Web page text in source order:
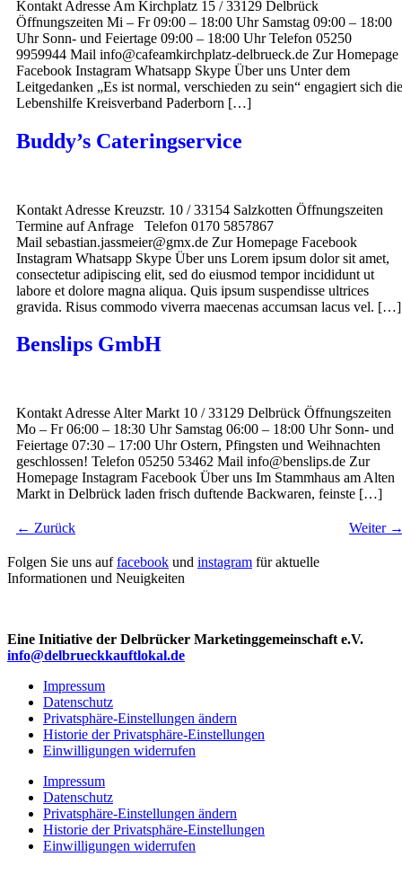
Kontakt Adresse Am Kirchplatz 15 / 33129 Delbrück
Öffnungszeiten Mi – Fr 09:00 – 18:00 Uhr Samstag 09:00 – 18:00
Uhr Sonn- und Feiertage 09:00 – 18:00 Uhr Telefon 05250
9959944 Mail info@cafeamkirchplatz-delbrueck.de Zur Homepage
Facebook Instagram Whatsapp Skype Über uns Unter dem
Leitgedanken „Es ist normal, verschieden zu sein“ engagiert sich die
Lebenshilfe Kreisverband Paderborn […]
Buddy’s Cateringservice
Kontakt Adresse Kreuzstr. 10 / 33154 Salzkotten Öffnungszeiten
Termine auf Anfrage Telefon 0170 5857867
Mail sebastian.jassmeier@gmx.de Zur Homepage Facebook
Instagram Whatsapp Skype Über uns Lorem ipsum dolor sit amet,
consectetur adipiscing elit, sed do eiusmod tempor incididunt ut
labore et dolore magna aliqua. Quis ipsum suspendisse ultrices
gravida. Risus commodo viverra maecenas accumsan lacus vel. […]
Benslips GmbH
Kontakt Adresse Alter Markt 10 / 33129 Delbrück Öffnungszeiten
Mo – Fr 06:00 – 18:30 Uhr Samstag 06:00 – 18:00 Uhr Sonn- und
Feiertage 07:30 – 17:00 Uhr Ostern, Pfingsten und Weihnachten
geschlossen! Telefon 05250 53462 Mail info@benslips.de Zur
Homepage Instagram Facebook Über uns Im Stammhaus am Alten
Markt in Delbrück laden frisch duftende Backwaren, feinste […]
← Zurück Weiter
Folgen Sie uns auffacebook und instagram für aktuelle
Informationen und Neuigkeiten
Eine Initiative der Delbrücker Marketinggemeinschaft e.V.
info@delbrueckkauftlokal.de
Impressum
Datenschutz
Privatsphäre-Einstellungen ändern
Historie der Privatsphäre-Einstellungen
Einwilligungen widerrufen
Impressum
Datenschutz
Privatsphäre-Einstellungen ändern
Historie der Privatsphäre-Einstellungen
Einwilligungen widerrufen